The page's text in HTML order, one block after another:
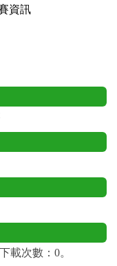
資訊
載次數：0。